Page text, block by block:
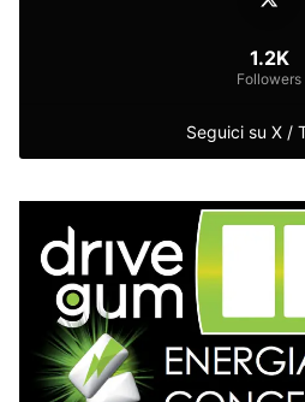
Seguici su X /
1.2K
Followers